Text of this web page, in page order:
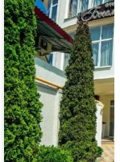
Премиум